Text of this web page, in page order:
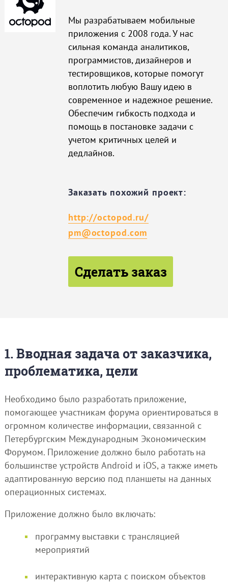
Мы разрабатываем мобильные
приложения с 2008 года. У нас
сильная команда аналитиков,
программистов, дизайнеров и
тестировщиков, которые помогут
воплотить любую Вашу идею в
современное и надежное решение.
Обеспечим гибкость подхода и
помощь в постановке задачи с
учетом критичных целей и
дедлайнов.
Заказать похожий проект:
http://octopod.ru/
pm@octopod.com
Сделать заказ
1. Вводная задача от заказчика,
проблематика, цели
Необходимо было разработать приложение,
помогающее участникам форума ориентироваться в
огромном количестве информации, связанной с
Петербургским Международным Экономическим
Форумом. Приложение должно было работать на
большинстве устройств Android и iOS, а также иметь
адаптированную версию под планшеты на данных
операционных системах.
Приложение должно было включать:
программу выставки с трансляцией
мероприятий
интерактивную карта с поиском объектов